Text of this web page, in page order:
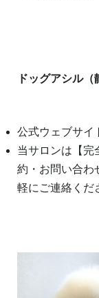
ドッグアシル（
公式ウェブサイ
当サロンは【完
約・お問い合わ
軽にご連絡くだ